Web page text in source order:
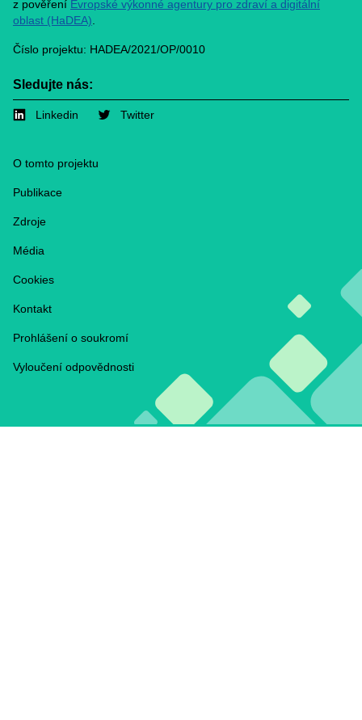
z pověření Evropské výkonné agentury pro zdraví a digitální
oblast (HaDEA)
Číslo projektu: HADEA/2021/OP/0010
Sledujte nás:
Linkedin Twitter
Footer
O tomto projektu
Publikace
Zdroje
Média
Cookies
Kontakt
Prohlášení o soukromí
Vyloučení odpovědnosti